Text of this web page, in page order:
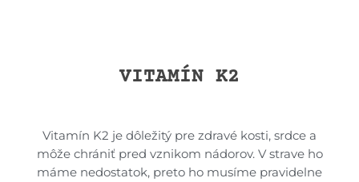
VITAMÍN K2
Vitamín K2 je dôležitý pre zdravé kosti, srdce a
môže chrániť pred vznikom nádorov. V strave ho
máme nedostatok, preto ho musíme pravidelne